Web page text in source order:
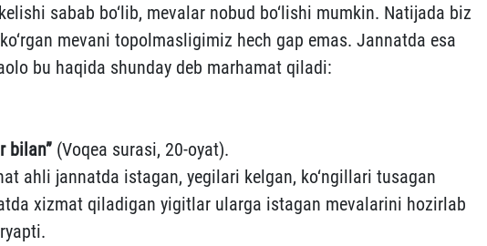
sabab bo‘lib, mevalar nobud bo‘lishi mumkin. Natijada biz
mevani topolmasligimiz hech gap emas. Jannatda esa
bu haqida shunday deb marhamat qiladi:
bilan” (Voqea surasi, 20-oyat).
ahli jannatda istagan, yegilari kelgan, ko‘ngillari tusagan
xizmat qiladigan yigitlar ularga istagan mevalarini hozirlab